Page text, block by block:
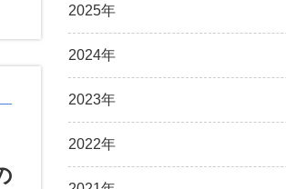
2025年
2024年
2023年
2022年